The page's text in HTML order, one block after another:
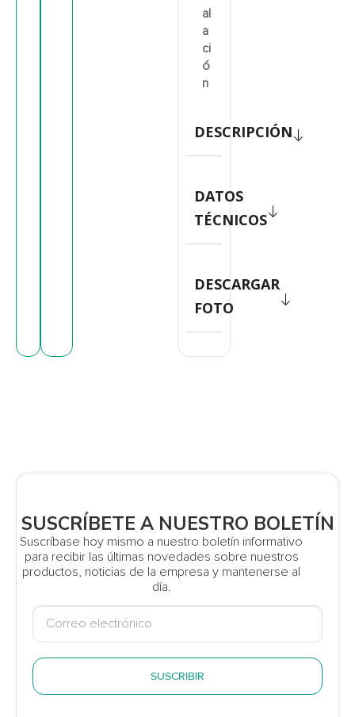
al
a
ci
ó
n
DESCRIPCIÓN
DATOS
TÉCNICOS
DESCARGAR
FOTO
SUSCRÍBETE A NUESTRO BOLETÍN
Suscríbase hoy mismo a nuestro boletín informativo
para recibir las últimas novedades sobre nuestros
productos, noticias de la empresa y mantenerse al
día.
SUSCRIBIR